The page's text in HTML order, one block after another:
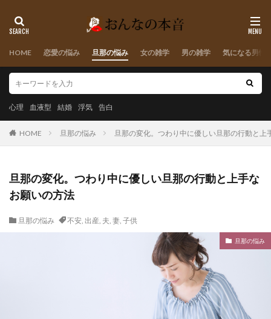
HOME 恋愛の悩み 旦那の悩み 女の雑学 男の雑学 気になる男性
心理 血液型 結婚 浮気 告白
HOME 旦那の悩み 旦那の変化。つわり中に優しい旦那の行動と上
旦那の変化。つわり中に優しい旦那の行動と上手な
お願いの方法
旦那の悩み 不安, 出産, 夫, 妻, 子供
旦那の悩み